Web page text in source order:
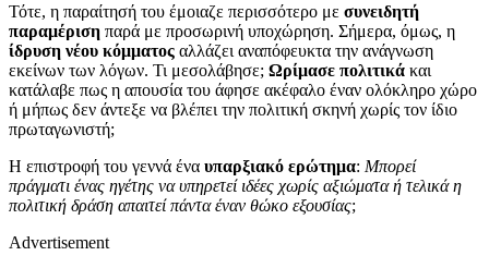
Τότε, η παραίτησή του έμοιαζε περισσότερο με συνειδητή
παραμέριση παρά με προσωρινή υποχώρηση. Σήμερα, όμως, η
ίδρυση νέου κόμματος αλλάζει αναπόφευκτα την ανάγνωση
εκείνων των λόγων. Τι μεσολάβησε; Ωρίμασε πολιτικά και
κατάλαβε πως η απουσία του άφησε ακέφαλο έναν ολόκληρο χώρο
ή μήπως δεν άντεξε να βλέπει την πολιτική σκηνή χωρίς τον ίδιο
πρωταγωνιστή;
Η επιστροφή του γεννά ένα υπαρξιακό ερώτημα: Mπορεί
πράγματι ένας ηγέτης να υπηρετεί ιδέες χωρίς αξιώματα ή τελικά η
πολιτική δράση απαιτεί πάντα έναν θώκο εξουσίας;
Advertisement